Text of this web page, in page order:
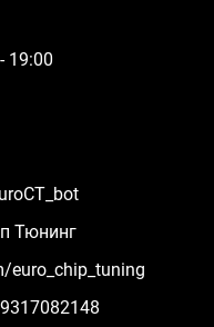
19:00
Тюнинг
euro_chip_tuning